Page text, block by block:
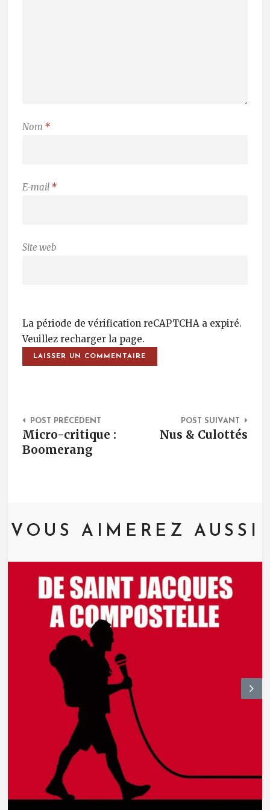
Nom *
E-mail *
Site web
La période de vérification reCAPTCHA a expiré.
Veuillez recharger la page.
Post Navigation
POST PRÉCÉDENT
Micro-critique :
Boomerang
POST SUIVANT
Nus & Culottés
VOUS AIMEREZ AUSSI